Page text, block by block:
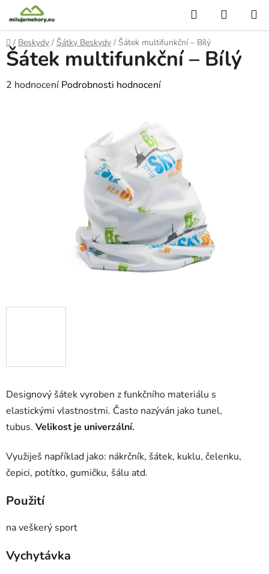
na
obsah
Hledat
KOŠÍK
Domů
/ Beskydy / Šátky Beskydy / Šátek multifunkční – Bílý
Designový šátek vyroben z funkčního materiálu s
elastickými vlastnostmi. Často nazýván jako tunel,
tubus. Velikost je univerzální.
Využiješ například jako: nákrčník, šátek, kuklu, čelenku,
čepici, potítko, gumičku, šálu atd.
Použití
na veškerý sport
Vychytávka
Šátek multifunkční – Bílý
Průměrné
2 hodnocení Podrobnosti hodnocení